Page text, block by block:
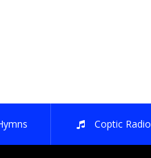
Coptic Radio